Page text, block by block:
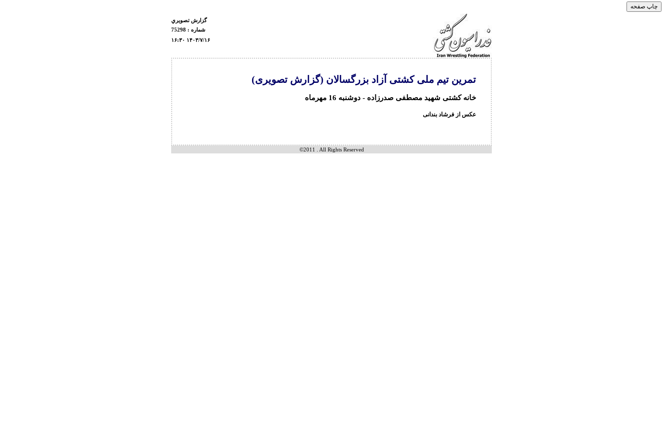
گزارش تصويري
شماره : 75298
۱۶:۳۰ ۱۴۰۳/۷/۱۶
تمرین تیم ملی کشتی آزاد بزرگسالان (گزارش تصویری)
خانه کشتی شهید مصطفی صدرزاده - دوشنبه 16 مهرماه
عکس از فرشاد بندانی
©2011 . All Rights Reserved